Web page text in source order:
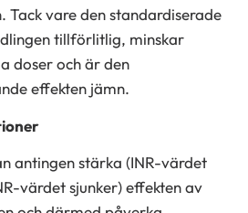
Tack vare den standardiserade
tillförlitlig, minskar
doser och är den
effekten jämn.
antingen stärka (INR-värdet
värdet sjunker) effekten av